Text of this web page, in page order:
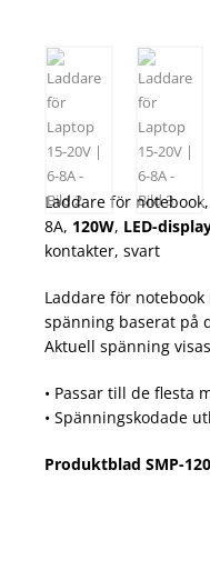
Laddare för
8A, 120W, LED-
kontakter, svart
Laddare för
spänning baserat på
Aktuell spänning
• Passar till de flesta
• Spänningskodade
Produktblad SMP-